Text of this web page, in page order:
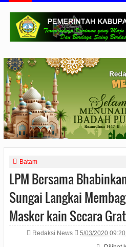
Batam
LPM Bersama
Sungai Langkai
Masker kain Secara
Redaksi News 5/03/2020